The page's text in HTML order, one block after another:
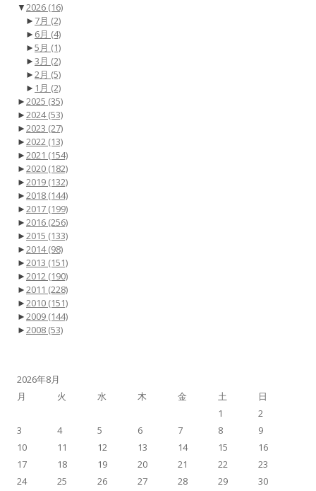
▼2026 (16)
► 7月 (2)
► 6月 (4)
►5月 (1)
►3月 (2)
►2月 (5)
► 1月 (2)
►2025 (35)
►2024(53)
►2023 (27)
►2022 (13)
►2021 (154)
►2020 (182)
►2019 (132)
►2018 (144)
►2017 (199)
►2016 (256)
►2015 (133)
►2014(98)
►2013 (151)
►2012 (190)
►2011 (228)
►2010 (151)
►2009 (144)
►2008 (53)
2026年8月
月
火 水 木 金 土
日
1
2
3
4 5 6 7 8
9
10
11 12 13 14 15
16
17
18 19 20 21 22
23
24
25 26 27 28 29 30